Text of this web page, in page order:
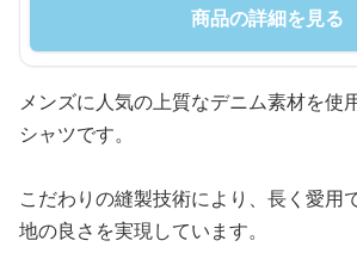
商品の詳細を見る
メンズに人気の上質なデニム素材を使
シャツです。
こだわりの縫製技術により、長く愛用
地の良さを実現しています。